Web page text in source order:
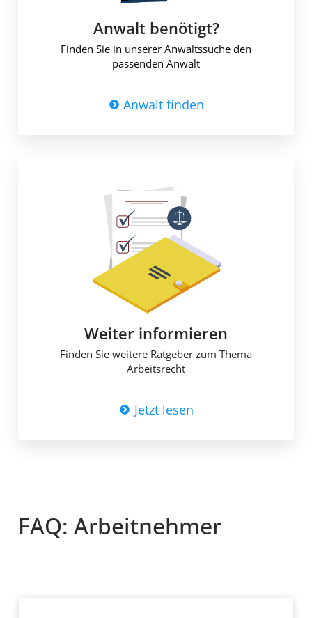
Anwalt benötigt?
Finden Sie in unserer Anwaltssuche den
passenden Anwalt
Anwalt finden
Weiter informieren​
Finden Sie weitere Ratgeber zum Thema
Arbeitsrecht
Jetzt lesen
FAQ: Arbeitnehmer